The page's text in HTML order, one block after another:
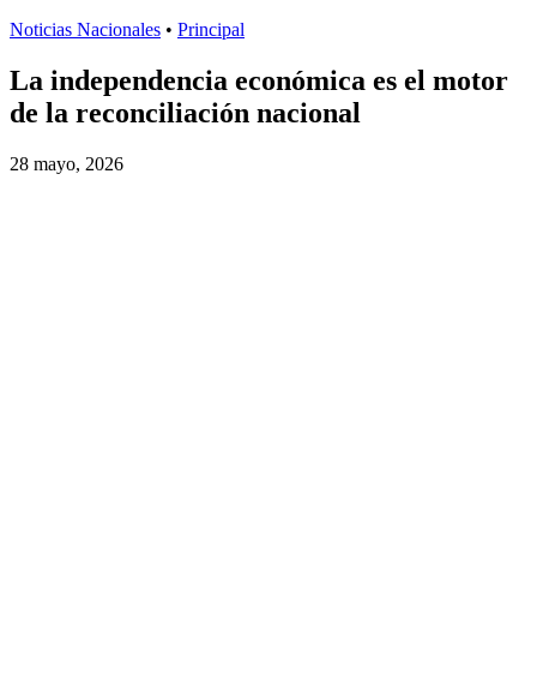
Noticias Nacionales • Principal
La independencia económica es el motor
de la reconciliación nacional
28 mayo, 2026